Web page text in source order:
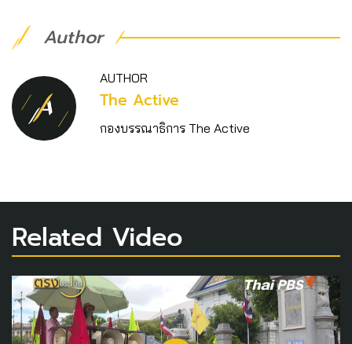
Author
AUTHOR
The Active
กองบรรณาธิการ The Active
Related Video